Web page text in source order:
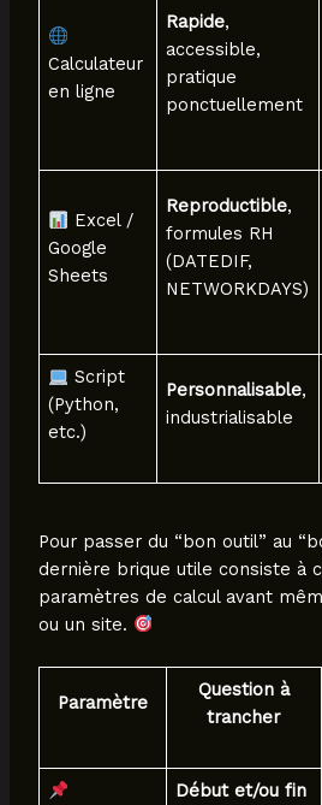
Calculateur
en ligne
Rapide,
accessible,
pratique
ponctuellement
Excel /
Google
Sheets
Reproductible,
formules RH
(DATEDIF,
NETWORKDAYS)
Script
(Python,
etc.)
Personnalisable,
industrialisable
Pour passer du “bon outil” au
dernière brique utile consiste à
paramètres de calcul avant
ou un site.
Paramètre
Question à
trancher
Début et/ou fin